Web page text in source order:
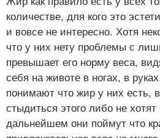
количестве, для кого это
и вовсе не интересно. Хотя
что у них нету проблемы с
превышает его норму веса,
себя на животе в ногах, в
понимают что жир у них есть,
стыдиться этого либо не
дальнейшем они поймут что